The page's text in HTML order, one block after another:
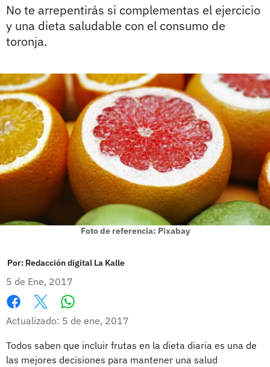
No te arrepentirás si complementas el ejercicio
y una dieta saludable con el consumo de
toronja.
Foto de referencia: Pixabay
Por: Redacción digital La Kalle
5 de Ene, 2017
Facebook
X
Actualizado: 5 de ene, 2017
Todos saben que incluir frutas en la dieta diaria es una de
las mejores decisiones para mantener una salud